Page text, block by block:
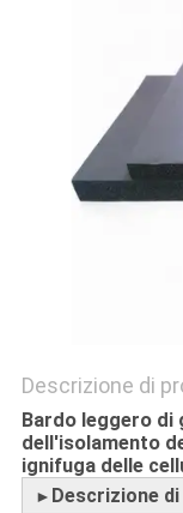
Descrizione di
Bardo leggero di
dell'isolamento
ignifuga delle
► Descrizione